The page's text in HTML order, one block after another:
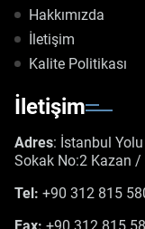
Hakkımızda
İletişim
Kalite Politikası
İletişim
Adres: İstanbul
Sokak No:2 Kazan
Tel: +90 312 815